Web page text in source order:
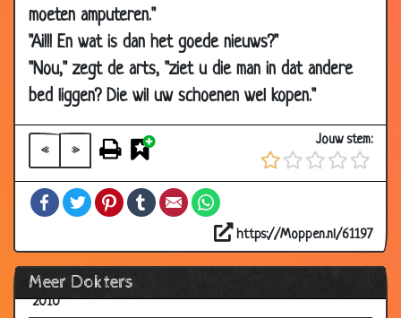
moeten amputeren."
"Ai!!! En wat is dan het goede nieuws?"
"Nou," zegt de arts, "ziet u die man in dat andere
bed liggen? Die wil uw schoenen wel kopen."
« »
Jouw stem:
FacebookTwitterPinterestTumblrEmail
https://Moppen.nl/61197
Meer Dokters
07 Jan 2011
Glazen oog ingeslikt
07 Dec
2010
Seksdrift
06 Dec
De uiensnijder
29 Nov
2010
Wat is uw probleem? 2.68
03 Nov
2010
Even bellen
25 Aug 2010 Doktersbezoek
3.93
18 Aug
2010
Gratis advies